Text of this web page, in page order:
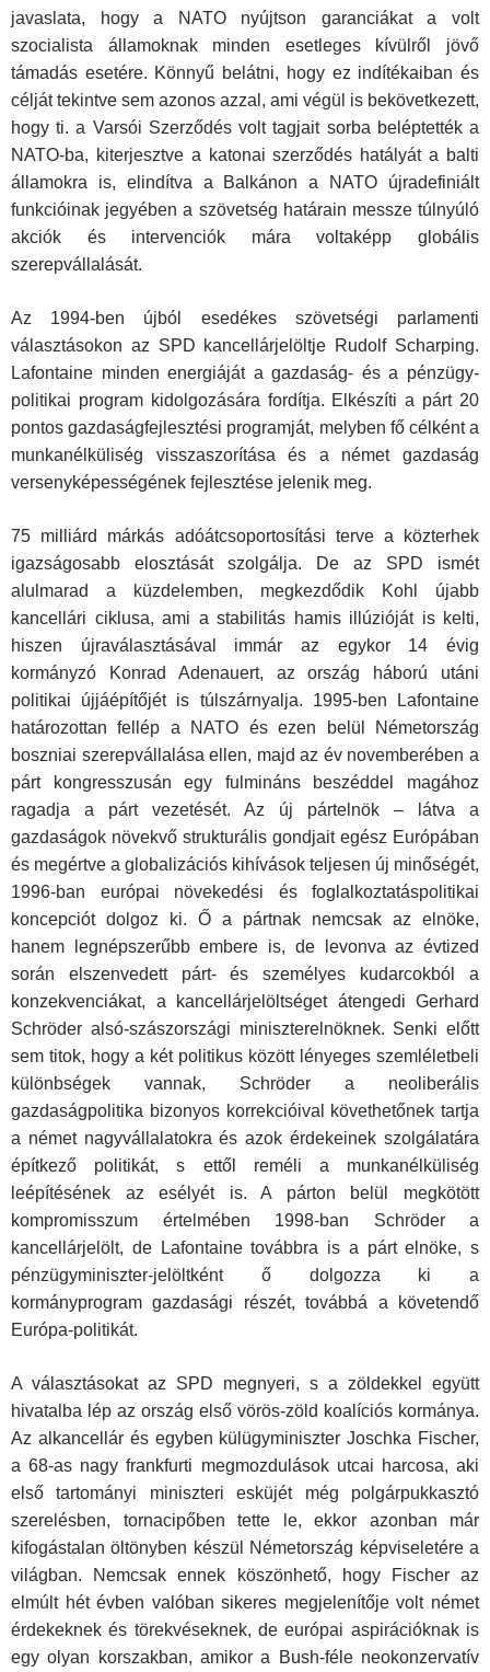
javaslata, hogy a NATO nyújtson garanciákat a volt
szocialista államoknak minden esetleges kívülről jövő
támadás esetére. Könnyű belátni, hogy ez indítékaiban és
célját tekintve sem azonos azzal, ami végül is bekövetkezett,
hogy ti. a Varsói Szerződés volt tagjait sorba beléptették a
NATO-ba, kiterjesztve a katonai szerződés hatályát a balti
államokra is, elindítva a Balkánon a NATO újradefiniált
funkcióinak jegyében a szövetség határain messze túlnyúló
akciók és intervenciók mára voltaképp globális
szerepvállalását.
Az 1994-ben újból esedékes szövetségi parlamenti
választásokon az SPD kancellárjelöltje Rudolf Scharping.
Lafontaine minden energiáját a gazdaság- és a pénzügy-
politikai program kidolgozására fordítja. Elkészíti a párt 20
pontos gazdaságfejlesztési programját, melyben fő célként a
munkanélküliség visszaszorítása és a német gazdaság
versenyképességének fejlesztése jelenik meg.
75 milliárd márkás adóátcsoportosítási terve a közterhek
igazságosabb elosztását szolgálja. De az SPD ismét
alulmarad a küzdelemben, megkezdődik Kohl újabb
kancellári ciklusa, ami a stabilitás hamis illúzióját is kelti,
hiszen újraválasztásával immár az egykor 14 évig
kormányzó Konrad Adenauert, az ország háború utáni
politikai újjáépítőjét is túlszárnyalja. 1995-ben Lafontaine
határozottan fellép a NATO és ezen belül Németország
boszniai szerepvállalása ellen, majd az év novemberében a
párt kongresszusán egy fulmináns beszéddel magához
ragadja a párt vezetését. Az új pártelnök – látva a
gazdaságok növekvő strukturális gondjait egész Európában
és megértve a globalizációs kihívások teljesen új minőségét,
1996-ban európai növekedési és foglalkoztatáspolitikai
koncepciót dolgoz ki. Ő a pártnak nemcsak az elnöke,
hanem legnépszerűbb embere is, de levonva az évtized
során elszenvedett párt- és személyes kudarcokból a
konzekvenciákat, a kancellárjelöltséget átengedi Gerhard
Schröder alsó-szászországi miniszterelnöknek. Senki előtt
sem titok, hogy a két politikus között lényeges szemléletbeli
különbségek vannak, Schröder a neoliberális
gazdaságpolitika bizonyos korrekcióival követhetőnek tartja
a német nagyvállalatokra és azok érdekeinek szolgálatára
építkező politikát, s ettől reméli a munkanélküliség
leépítésének az esélyét is. A párton belül megkötött
kompromisszum értelmében 1998-ban Schröder a
kancellárjelölt, de Lafontaine továbbra is a párt elnöke, s
pénzügyminiszter-jelöltként ő dolgozza ki a
kormányprogram gazdasági részét, továbbá a követendő
Európa-politikát.
A választásokat az SPD megnyeri, s a zöldekkel együtt
hivatalba lép az ország első vörös-zöld koalíciós kormánya.
Az alkancellár és egyben külügyminiszter Joschka Fischer,
a 68-as nagy frankfurti megmozdulások utcai harcosa, aki
első tartományi miniszteri esküjét még polgárpukkasztó
szerelésben, tornacipőben tette le, ekkor azonban már
kifogástalan öltönyben készül Németország képviseletére a
világban. Nemcsak ennek köszönhető, hogy Fischer az
elmúlt hét évben valóban sikeres megjelenítője volt német
érdekeknek és törekvéseknek, de európai aspirációknak is
egy olyan korszakban, amikor a Bush-féle neokonzervatív